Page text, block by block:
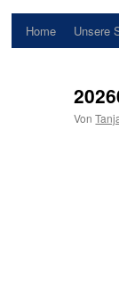
Home Unsere
Von